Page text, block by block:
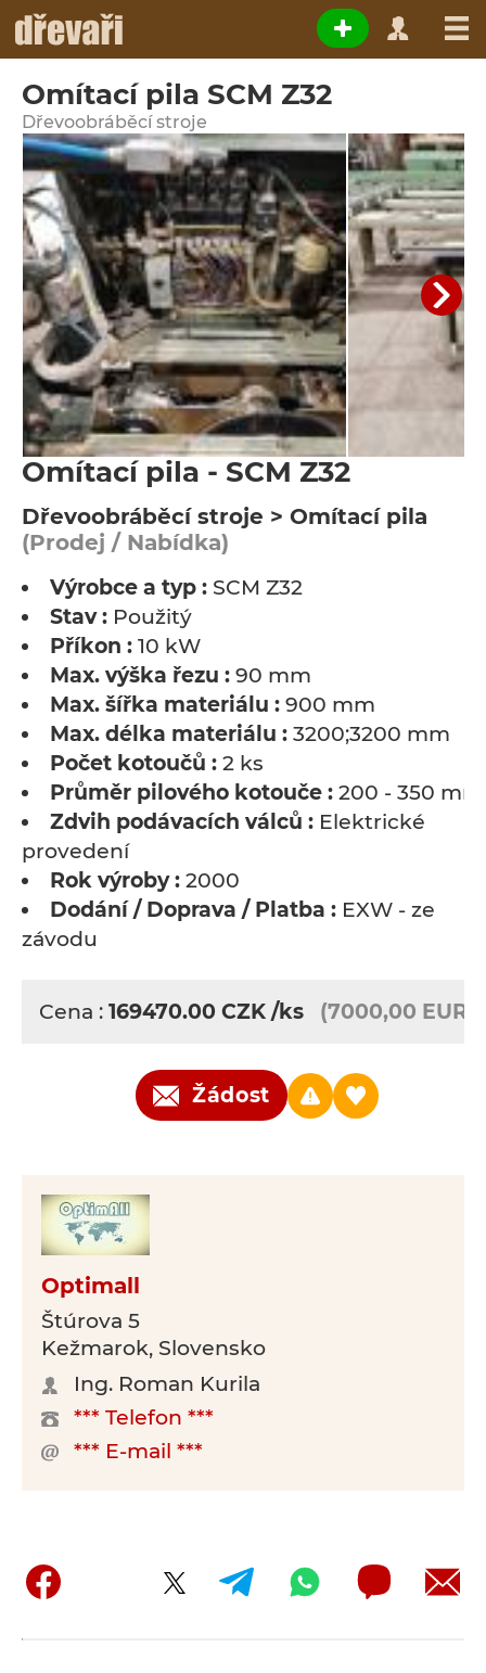
Omítací pila SCM Z32
Dřevoobráběcí stroje
Omítací pila - SCM Z32
Dřevoobráběcí stroje > Omítací pila
(Prodej / Nabídka)
Výrobce a typ : SCM Z32
Stav : Použitý
Příkon : 10 kW
Max. výška řezu : 90 mm
Max. šířka materiálu : 900 mm
Max. délka materiálu : 3200;3200 mm
Počet kotoučů : 2 ks
Průměr pilového kotouče : 200 - 350 mm
Zdvih podávacích válců : Elektrické
provedení
Rok výroby : 2000
Dodání / Doprava / Platba : EXW - ze
závodu
Cena : 169470.00 CZK /ks (7000,00 EUR)
Žádost
Optimall
Štúrova 5
Kežmarok, Slovensko
Ing. Roman Kurila
*** Telefon ***
*** E-mail ***